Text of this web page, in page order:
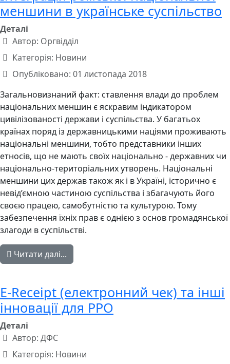
меншини в українське суспільство
Деталі
Автор: Оргвідділ
Категорія: Новини
Опубліковано: 01 листопада 2018
Загальновизнаний факт: ставлення влади до проблем
національних меншин є яскравим індикатором
цивілізованості держави і суспільства. У багатьох
країнах поряд із державницькими націями проживають
національні меншини, тобто представники інших
етносів, що не мають своїх національно - державних чи
національно-територіальних утворень. Національні
меншини цих держав також як і в Україні, історично є
невід’ємною частиною суспільства і збагачують його
своєю працею, самобутністю та культурою. Тому
забезпечення їхніх прав є однією з основ громадянської
злагоди в суспільстві.
Читати далі...
Е-Receipt (електронний чек) та інші
інновації для РРО
Деталі
Автор: ДФС
Категорія: Новини